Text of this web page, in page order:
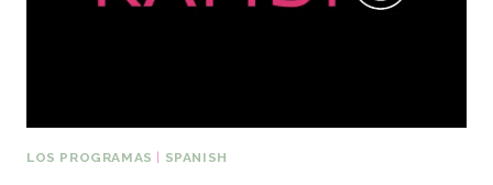
LOS PROGRAMAS SPANISH